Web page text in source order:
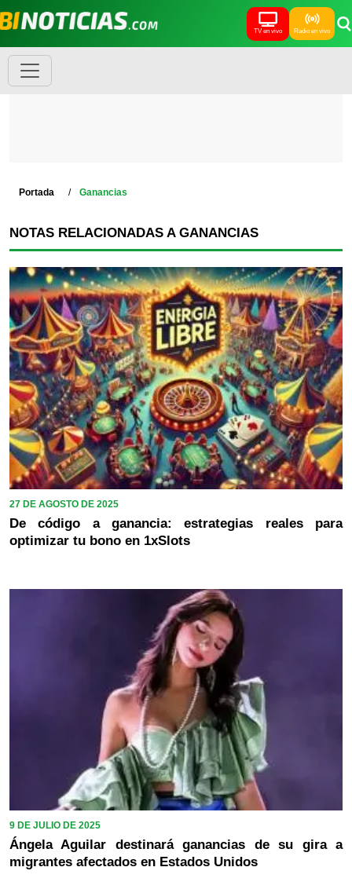
TV en vivo Radio en vivo
Portada Ganancias
NOTAS RELACIONADAS A GANANCIAS
27 DE AGOSTO DE 2025
De código a ganancia: estrategias reales para
optimizar tu bono en 1xSlots
9 DE JULIO DE 2025
Ángela Aguilar destinará ganancias de su gira a
migrantes afectados en Estados Unidos